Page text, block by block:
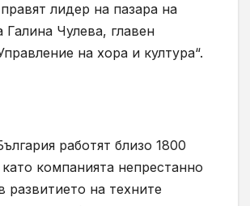
лидер на пазара на
Галина Чулева, главен
на хора и култура“.
работят близо 1800
компанията непрестанно
развитието на техните